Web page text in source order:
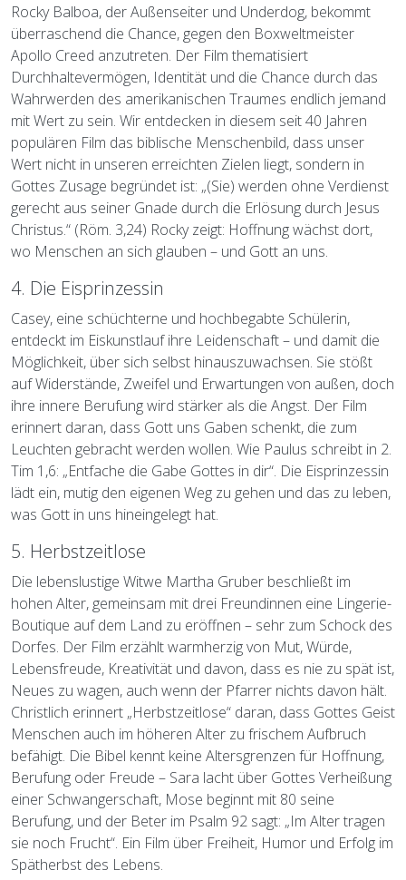
Rocky Balboa, der Außenseiter und Underdog, bekommt
überraschend die Chance, gegen den Boxweltmeister
Apollo Creed anzutreten. Der Film thematisiert
Durchhaltevermögen, Identität und die Chance durch das
Wahrwerden des amerikanischen Traumes endlich jemand
mit Wert zu sein. Wir entdecken in diesem seit 40 Jahren
populären Film das biblische Menschenbild, dass unser
Wert nicht in unseren erreichten Zielen liegt, sondern in
Gottes Zusage begründet ist: „(Sie) werden ohne Verdienst
gerecht aus seiner Gnade durch die Erlösung durch Jesus
Christus.“ (Röm. 3,24) Rocky zeigt: Hoffnung wächst dort,
wo Menschen an sich glauben – und Gott an uns.
4. Die Eisprinzessin
Casey, eine schüchterne und hochbegabte Schülerin,
entdeckt im Eiskunstlauf ihre Leidenschaft – und damit die
Möglichkeit, über sich selbst hinauszuwachsen. Sie stößt
auf Widerstände, Zweifel und Erwartungen von außen, doch
ihre innere Berufung wird stärker als die Angst. Der Film
erinnert daran, dass Gott uns Gaben schenkt, die zum
Leuchten gebracht werden wollen. Wie Paulus schreibt in 2.
Tim 1,6: „Entfache die Gabe Gottes in dir“. Die Eisprinzessin
lädt ein, mutig den eigenen Weg zu gehen und das zu leben,
was Gott in uns hineingelegt hat.
5. Herbstzeitlose
Die lebenslustige Witwe Martha Gruber beschließt im
hohen Alter, gemeinsam mit drei Freundinnen eine Lingerie-
Boutique auf dem Land zu eröffnen – sehr zum Schock des
Dorfes. Der Film erzählt warmherzig von Mut, Würde,
Lebensfreude, Kreativität und davon, dass es nie zu spät ist,
Neues zu wagen, auch wenn der Pfarrer nichts davon hält.
Christlich erinnert „Herbstzeitlose“ daran, dass Gottes Geist
Menschen auch im höheren Alter zu frischem Aufbruch
befähigt. Die Bibel kennt keine Altersgrenzen für Hoffnung,
Berufung oder Freude – Sara lacht über Gottes Verheißung
einer Schwangerschaft, Mose beginnt mit 80 seine
Berufung, und der Beter im Psalm 92 sagt: „Im Alter tragen
sie noch Frucht“. Ein Film über Freiheit, Humor und Erfolg im
Spätherbst des Lebens.